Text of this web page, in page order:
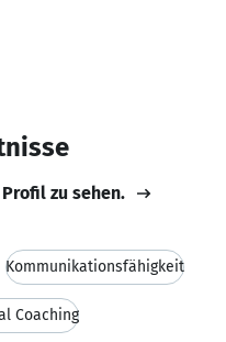
zu sehen.
Kommunikationsfähigkeit
Coaching